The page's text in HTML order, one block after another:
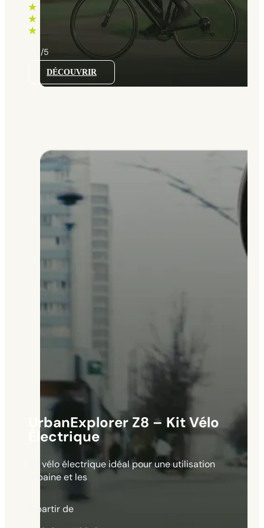
860 €
4.5/5
DÉCOUVRIR
UrbanExplorer Z8 – Kit Vélo
Électrique
Kit vélo électrique idéal pour une utilisation
urbaine et les
à partir de